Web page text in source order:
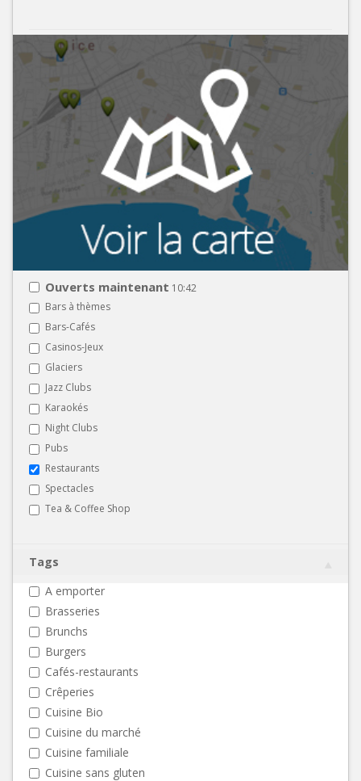
Ouverts maintenant 10:42
Bars à thèmes
Bars-Cafés
Casinos-Jeux
Glaciers
Jazz Clubs
Karaokés
Night Clubs
Pubs
Restaurants
Spectacles
Tea & Coffee Shop
Tags
A emporter
Brasseries
Brunchs
Burgers
Cafés-restaurants
Crêperies
Cuisine Bio
Cuisine du marché
Cuisine familiale
Cuisine sans gluten